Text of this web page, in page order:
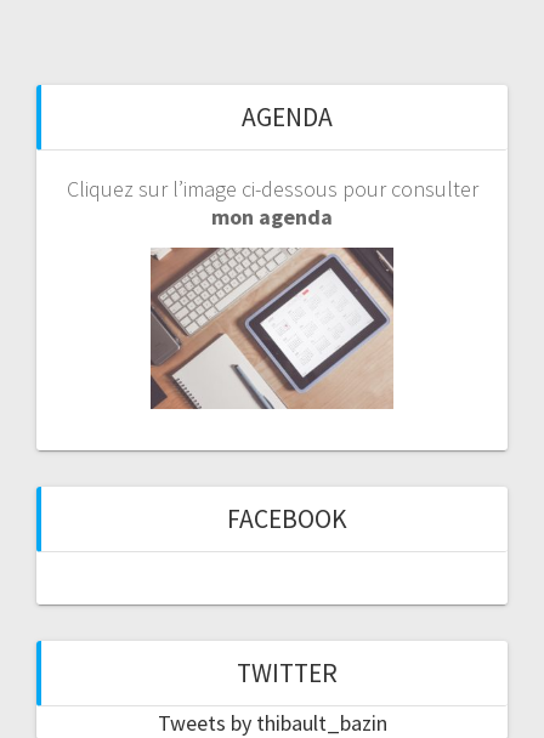
AGENDA
Cliquez sur l’image ci-dessous pour consulter
mon agenda
FACEBOOK
TWITTER
Tweets by thibault_bazin